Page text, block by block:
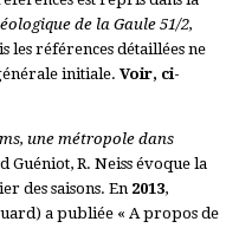
de la Gaule 51/2,
les références détaillées ne
initiale.Voir, ci-
une métropole dans
Guéniot, R. Neiss évoque la
des saisons. En 2013,
a publiée « A propos de